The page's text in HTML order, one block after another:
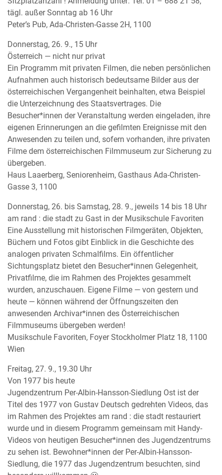
tägl. außer Sonntag ab 16 Uhr
Peter’s Pub, Ada-Christen-Gasse 2H, 1100
Donnerstag, 26. 9., 15 Uhr
Österreich — nicht nur privat
Ein Programm mit privaten Filmen, die neben persönlichen
Aufnahmen auch historisch bedeutsame Bilder aus der
österreichischen Vergangenheit beinhalten, etwa Beispiel
die Unterzeichnung des Staatsvertrages. Die
Besucher*innen der Veranstaltung werden eingeladen, ihre
eigenen Erinnerungen an die gefilmten Ereignisse mit den
Anwesenden zu teilen und, sofern vorhanden, ihre privaten
Filme dem österreichischen Filmmuseum zur Sicherung zu
übergeben.
Haus Laaerberg, Seniorenheim, Gasthaus Ada-Christen-
Gasse 3, 1100
Donnerstag, 26. bis Samstag, 28. 9., jeweils 14 bis 18 Uhr
am rand : die stadt zu Gast in der Musikschule Favoriten
Eine Ausstellung mit historischen Filmgeräten, Objekten,
Büchern und Fotos gibt Einblick in die Geschichte des
analogen privaten Schmalfilms. Ein öffentlicher
Sichtungsplatz bietet den Besucher*innen Gelegenheit,
Privatfilme, die im Rahmen des Projektes gesammelt
wurden, anzuschauen. Eigene Filme — von gestern und
heute — können während der Öffnungszeiten den
anwesenden Archivar*innen des Österreichischen
Filmmuseums übergeben werden!
Musikschule Favoriten, Foyer Stockholmer Platz 18, 1100
Wien
Freitag, 27. 9., 19.30 Uhr
Von 1977 bis heute
Jugendzentrum Per-Albin-Hansson-Siedlung Ost ist der
Titel des 1977 von Gustav Deutsch gedrehten Videos, das
im Rahmen des Projektes am rand : die stadt restauriert
wurde und in diesem Programm gemeinsam mit Handy-
Videos von heutigen Besucher*innen des Jugendzentrums
zu sehen ist. Bewohner*innen der Per-Albin-Hansson-
Siedlung, die 1977 das Jugendzentrum besuchten, sind